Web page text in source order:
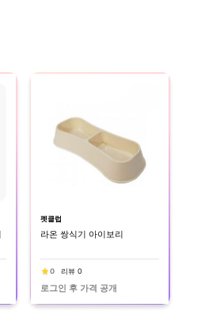
펫클럽
라온 쌍식기 아이보리
0 리뷰 0
로그인 후 가격 공개